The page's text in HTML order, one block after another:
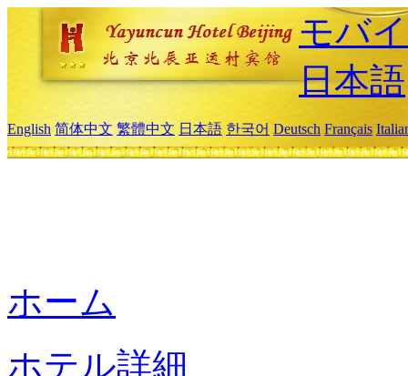
モバ
日本語
English 简体中文 繁體中文 日本語 한국어 Deutsch Français
ホーム
ホテル詳細